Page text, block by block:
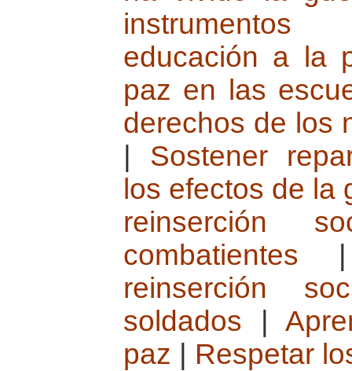
educación a la
paz en las
derechos de los
Sostener
los efectos de la
reinserción
combatientes
reinserción
soldados |
paz
Respetar